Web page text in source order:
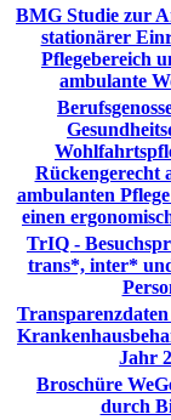
BMG Studie zur
stationärer
Pflegebereich
ambulante
Rückengerecht
ambulanten
einen
TrIQ -
trans*, inter*
Jahr
Broschüre
durch